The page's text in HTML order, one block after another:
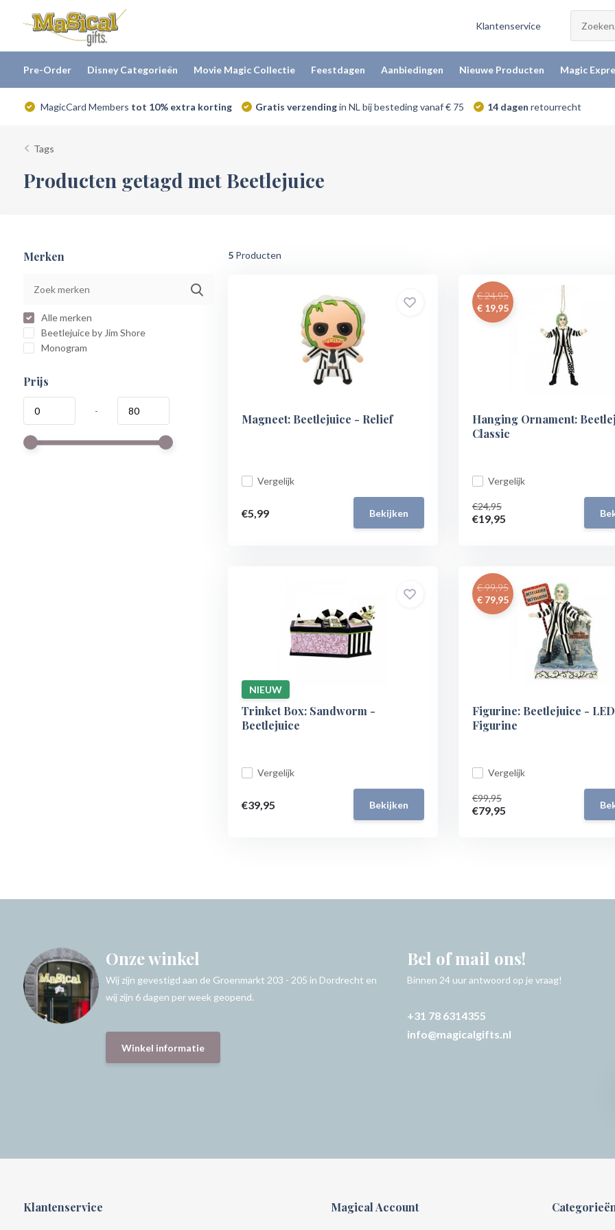
Klantenservice
Pre-Order Disney Categorieën Movie Magic Collectie Feestdagen Aanbiedingen Nieuwe Producten Magic
MagicCard Members tot 10% extra korting Gratis verzendingin NL bij besteding vanaf € 75 14 dagen retourrecht
Tags
Producten getagd met Beetlejuice
Merken
Alle merken
Beetlejuice by Jim Shore
Monogram
Prijs
-
5Producten
Magneet: Beetlejuice - Relief
Vergelijk
€5,99 Bekijken
€ 24,95
€ 19,95
Hanging Ornament:
Classic
Vergelijk
€24,95
€19,95
NIEUW
Trinket Box: Sandworm -
Beetlejuice
Vergelijk
€39,95 Bekijken
€ 99,95
€ 79,95
Figurine: Beetlejuice - LED
Figurine
Vergelijk
€99,95
€79,95
Onze winkel
Wij zijn gevestigd aan de Groenmarkt 203 - 205 in Dordrecht en
wij zijn 6 dagen per week geopend.
Winkel informatie
Bel of mail ons!
Binnen 24 uur antwoord op je vraag!
+31 78 6314355
info@magicalgifts.nl
Klantenservice Magical Account